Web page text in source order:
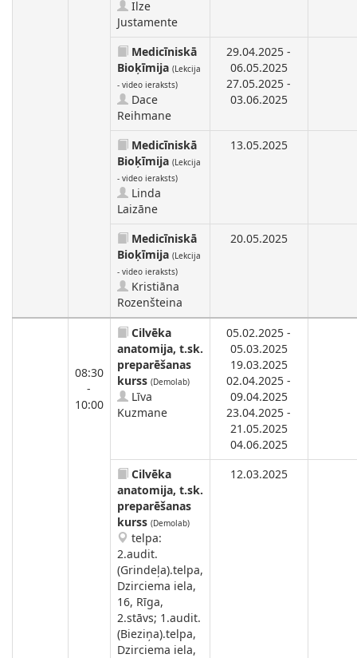
Ilze
Justamente
Medicīniskā
Bioķīmija (Lekcija
- video ieraksts)
Dace
Reihmane
29.04.2025 -
06.05.2025
27.05.2025 -
03.06.2025
Medicīniskā
Bioķīmija (Lekcija
- video ieraksts)
Linda
Laizāne
13.05.2025
Medicīniskā
Bioķīmija (Lekcija
- video ieraksts)
Kristiāna
Rozenšteina
20.05.2025
08:30
-
10:00
Cilvēka
anatomija, t.sk.
preparēšanas
kurss (Demolab)
Līva
Kuzmane
05.02.2025 -
05.03.2025
19.03.2025
02.04.2025 -
09.04.2025
23.04.2025 -
21.05.2025
04.06.2025
Cilvēka
anatomija, t.sk.
preparēšanas
kurss (Demolab)
telpa:
2.audit.
(Grindeļa).telpa,
Dzirciema iela,
16, Rīga,
2.stāvs; 1.audit.
(Bieziņa).telpa,
Dzirciema iela,
12.03.2025